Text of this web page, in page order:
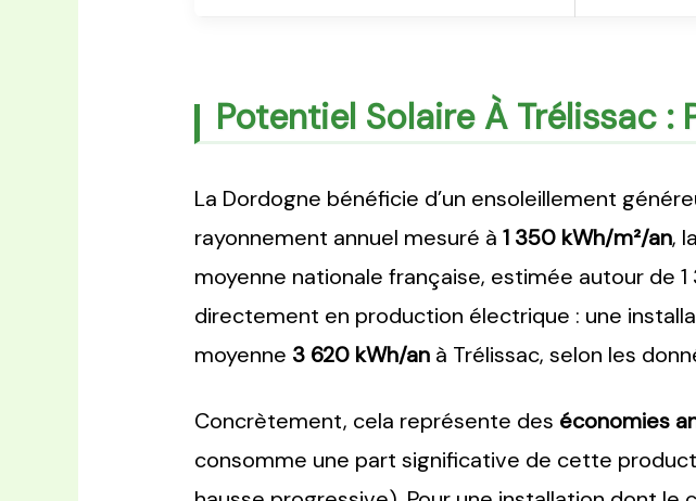
Potentiel Solaire À Trélissac
La Dordogne bénéficie d’un ensoleillement
rayonnement annuel mesuré à 1 350 kWh/m²/an,
moyenne nationale française, estimée autour de
directement en production électrique : une
moyenne 3 620 kWh/anà Trélissac, selon les
Concrètement, cela représente des économies
consomme une part significative de cette